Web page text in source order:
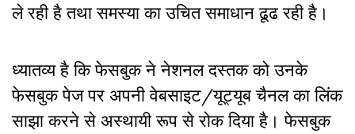
ले रही है तथा समस्या का उचित समाधान ढूढ रही है।
ध्यातव्य है कि फेसबुक ने नेशनल दस्तक को उनके
फेसबुक पेज पर अपनी वेबसाइट/यूट्यूब चैनल का लिंक
साझा करने से अस्थायी रूप से रोक दिया है। फेसबुक